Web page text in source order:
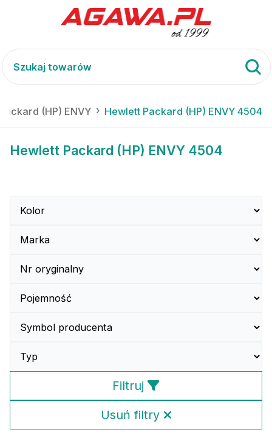
(HP) ENVY Hewlett Packard (HP) ENVY 4504
Hewlett Packard (HP) ENVY 4504
Filtruj
Usuń filtry